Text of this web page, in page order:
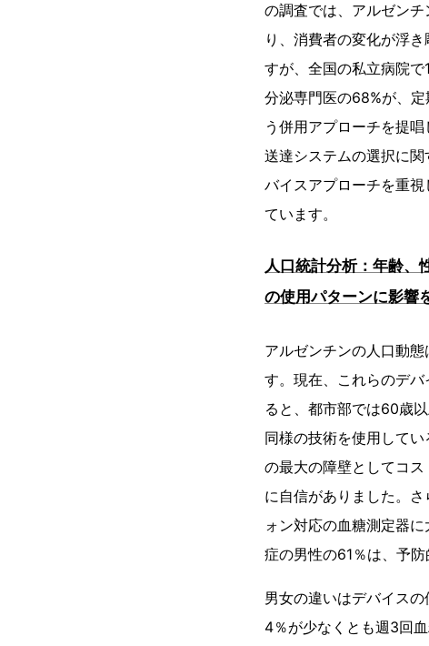
の調査では、アルゼン
り、消費者の変化が浮
すが、全国の私立病院
分泌専門医の68%が、
う併用アプローチを提
送達システムの選択に
バイスアプローチを重
ています。
人口統計分析：年齢、
の使用パターンに影響
アルゼンチンの人口動
す。現在、これらのデ
ると、都市部では60歳
同様の技術を使用して
の最大の障壁としてコ
に自信がありました。
ォン対応の血糖測定器
症の男性の61％は、予
男女の違いはデバイス
4％が少なくとも週3回